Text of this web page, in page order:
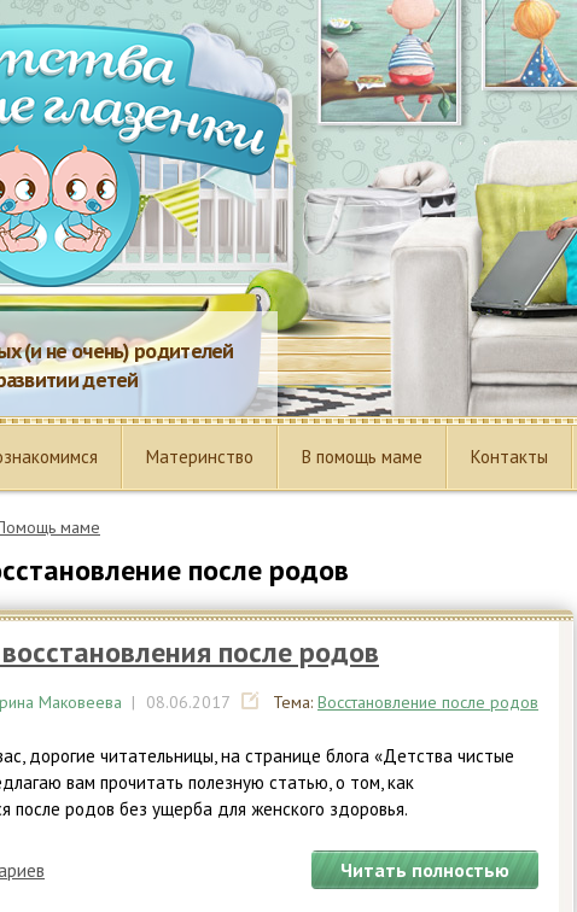
(и не очень) родителей
детей
Материнство В помощь маме Контакты
маме
после родов
после родов
Маковеева | 08.06.2017 Тема: Восстановление после родов
дорогие читательницы, на странице блога «Детства чистые
вам прочитать полезную статью, о том, как
после родов без ущерба для женского здоровья.
Читать полностью